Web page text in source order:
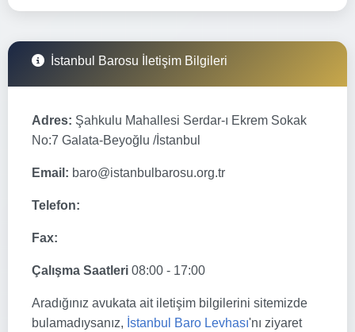
İstanbul Barosu İletişim Bilgileri
Adres: Şahkulu Mahallesi Serdar-ı Ekrem Sokak
No:7 Galata-Beyoğlu /İstanbul
Email: baro@istanbulbarosu.org.tr
Telefon:
Fax:
Çalışma Saatleri 08:00 - 17:00
Aradığınız avukata ait iletişim bilgilerini sitemizde
bulamadıysanız, İstanbul Baro Levhası'nı ziyaret